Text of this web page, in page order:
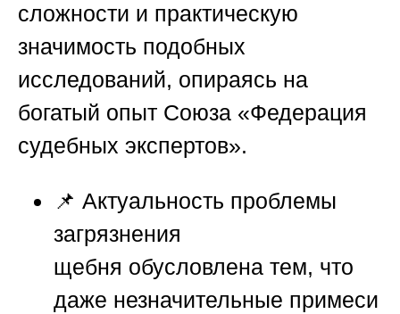
сложности и практическую
значимость подобных
исследований, опираясь на
богатый опыт Союза «Федерация
судебных экспертов».
📌 Актуальность проблемы
загрязнения
щебня обусловлена тем, что
даже незначительные примеси